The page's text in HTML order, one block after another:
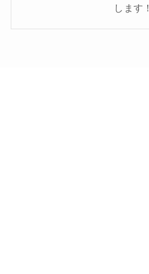
します！